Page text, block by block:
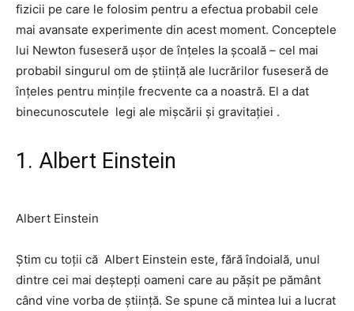
fizicii pe care le folosim pentru a efectua probabil cele
mai avansate experimente din acest moment. Conceptele
lui Newton fuseseră ușor de înțeles la școală – cel mai
probabil singurul om de știință ale lucrărilor fuseseră de
înțeles pentru mințile frecvente ca a noastră. El a dat
binecunoscutele legi ale mișcării și gravitației .
1. Albert Einstein
Albert Einstein
Știm cu toții că Albert Einstein este, fără îndoială, unul
dintre cei mai deștepți oameni care au pășit pe pământ
când vine vorba de știință. Se spune că mintea lui a lucrat